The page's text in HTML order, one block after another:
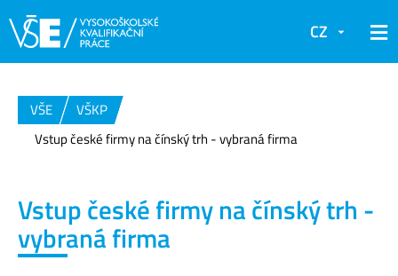
CZ
VŠE
VŠKP
Vstup české firmy na čínský trh - vybraná firma
Vstup české firmy na čínský trh -
vybraná firma